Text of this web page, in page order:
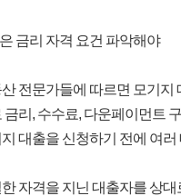
금리 자격 요건 파악해야
전문가들에 따르면 모기지
금리, 수수료, 다운페이먼트
지 대출을 신청하기 전에 여
자격을 지닌 대출자를 상